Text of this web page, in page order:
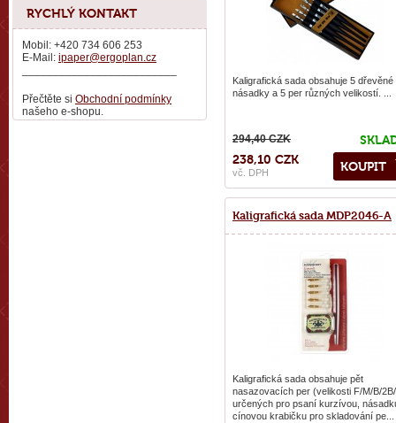
Kaligrafická sada obsahuje 5 dřevěné
násadky a 5 per různých velikostí. ...
KOUPIT
294,40 CZK
238,10 CZK
vč. DPH
Kaligrafická sada MDP2046-A
Kaligrafická sada obsahuje pět
nasazovacích per (velikosti F/M/B/
určených pro psaní kurzívou,
cínovou krabičku pro skladování pe...
RYCHLÝ KONTAKT
Mobil: +420 734 606 253
E-Mail: ipaper@ergoplan.cz
Přečtěte si Obchodní podmínky
našeho e-shopu.